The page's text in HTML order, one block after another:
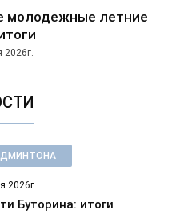
молодежные летние
2026г.
2026г.
Буторина: итоги